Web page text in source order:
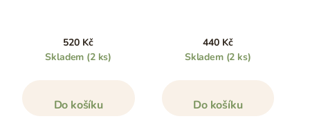
520 Kč
Skladem (2 ks)
Do košíku
440 Kč
Skladem (2 ks)
Do košíku